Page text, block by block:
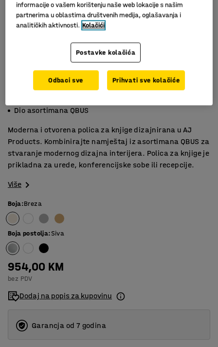
Podesive police
Dio asortimana QBUS
Moderna i otvorena polica za knjige dizajnirana u AJ
Products. Kombinirajte namještaj iz asortimana QBUS za
stvaranje modernog dizajna interijera. Polica za knjige je
prikladna za urede, konferencijske sobe ili recepcije.
Više
Boja:Breza
Boja postolja:Siva
954,00 KM
bez PDV
Dodaj na popis za kupovinu
Garancja od 7 godina
informacije o vašem korištenju naše web lokacije s našim
partnerima u oblastima društvenih medija, oglašavanja i
analitičkih aktivnosti. Kolačići
Postavke kolačića
Odbaci sve Prihvati sve kolačiće